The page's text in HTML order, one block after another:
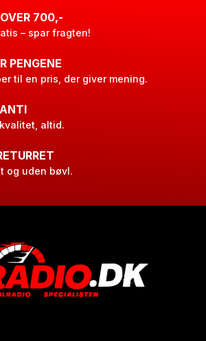
700,-
– spar fragten!
PENGENE
til en pris, der giver mening.
altid.
og uden bøvl.